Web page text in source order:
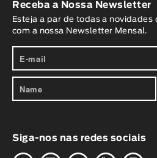
Receba a Nossa Newsletter
Esteja a par de todas a novidades
com a nossa Newsletter Mensal.
Siga-nos nas redes sociais